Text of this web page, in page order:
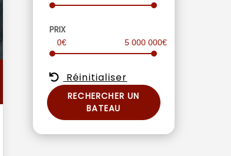
PRIX
0€ 5 000 000€
Réinitialiser
RECHERCHER UN
BATEAU